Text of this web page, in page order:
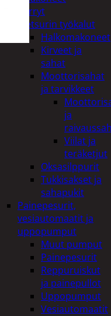
Kärryt
Metsurin työkalut
Halkomakoneet
Kirveet ja
sahat
Moottorisahat
ja tarvikkeet
ja
Viilat ja
teräketjut
Oksasilppurit
Tukkisakset ja
sahapukit
Painepesurit,
vesiautomaatit ja
uppopumput
Muut pumput
Painepesurit
Reppuruiskut
ja painepullot
Uppopumput
Vesiautomaatit